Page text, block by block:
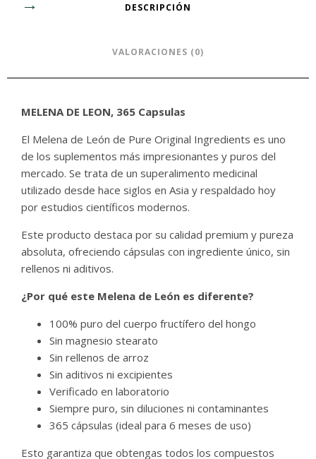
DESCRIPCIÓN
VALORACIONES (0)
MELENA DE LEON, 365 Capsulas
El Melena de León de Pure Original Ingredients es uno
de los suplementos más impresionantes y puros del
mercado. Se trata de un superalimento medicinal
utilizado desde hace siglos en Asia y respaldado hoy
por estudios científicos modernos.
Este producto destaca por su calidad premium y pureza
absoluta, ofreciendo cápsulas con ingrediente único, sin
rellenos ni aditivos.
¿Por qué este Melena de León es diferente?
100% puro del cuerpo fructífero del hongo
Sin magnesio stearato
Sin rellenos de arroz
Sin aditivos ni excipientes
Verificado en laboratorio
Siempre puro, sin diluciones ni contaminantes
365 cápsulas (ideal para 6 meses de uso)
Esto garantiza que obtengas todos los compuestos